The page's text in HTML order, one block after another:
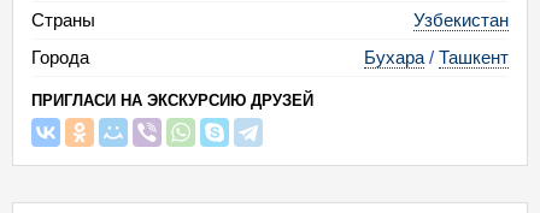
Страны
Узбекистан
Города
Бухара / Ташкент
ПРИГЛАСИ НА ЭКСКУРСИЮ ДРУЗЕЙ